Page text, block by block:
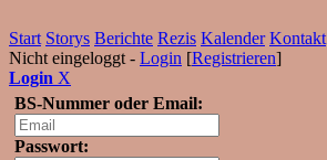
Start Storys Berichte Rezis Kalender Kontakt
Nicht eingeloggt - Login [Registrieren]
Login X
BS-Nummer oder Email:
Passwort: